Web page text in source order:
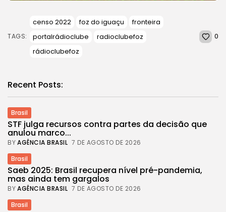
TAGS:
censo 2022 foz do iguaçu
fronteira
portalrádioclube
radioclubefoz
rádioclubefoz
0
Recent Posts:
Brasil
STF julga recursos contra partes da decisão que
anulou marco...
BYAGÊNCIA BRASIL 7 DE AGOSTO DE 2026
Brasil
Saeb 2025: Brasil recupera nível pré-pandemia,
mas ainda tem gargalos
BYAGÊNCIA BRASIL 7 DE AGOSTO DE 2026
Brasil